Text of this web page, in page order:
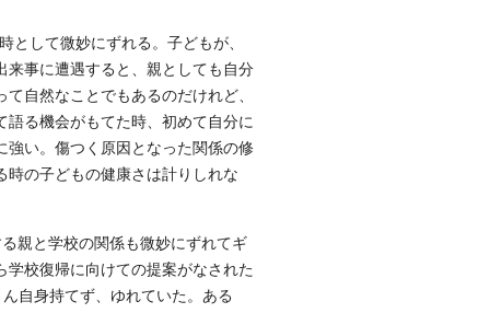
して微妙にずれる。子どもが、
来事に遭遇すると、親としても自分
自然なことでもあるのだけれど、
る機会がもてた時、初めて自分に
強い。傷つく原因となった関係の修
時の子どもの健康さは計りしれな
親と学校の関係も微妙にずれてギ
学校復帰に向けての提案がなされた
自身持てず、ゆれていた。ある